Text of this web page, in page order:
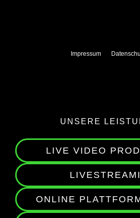
Impressum
UNSERE
LIVE VIDEO
ONLINE